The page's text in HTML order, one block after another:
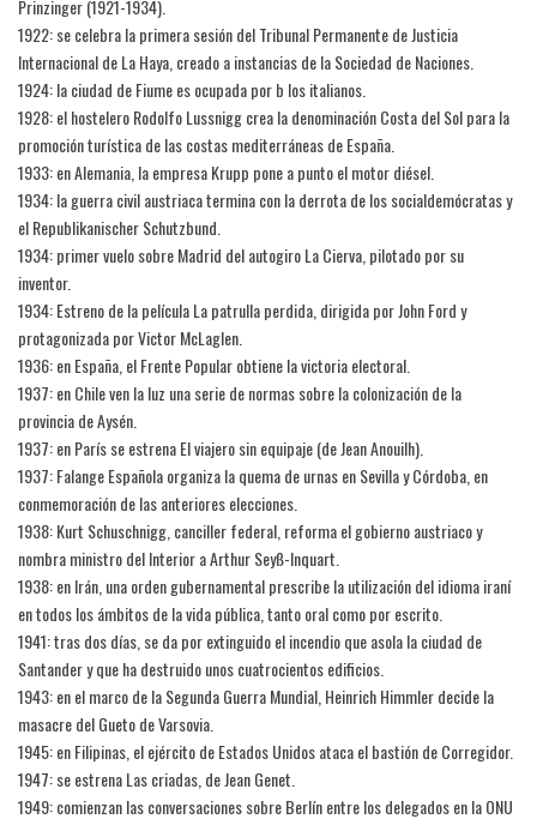
Prinzinger (1921-1934).
1922: se celebra la primera sesión del Tribunal Permanente de Justicia
Internacional de La Haya, creado a instancias de la Sociedad de Naciones.
1924: la ciudad de Fiume es ocupada por b los italianos.
1928: el hostelero Rodolfo Lussnigg crea la denominación Costa del Sol para la
promoción turística de las costas mediterráneas de España.
1933: en Alemania, la empresa Krupp pone a punto el motor diésel.
1934: la guerra civil austriaca termina con la derrota de los socialdemócratas y
el Republikanischer Schutzbund.
1934: primer vuelo sobre Madrid del autogiro La Cierva, pilotado por su
inventor.
1934: Estreno de la película La patrulla perdida, dirigida por John Ford y
protagonizada por Victor McLaglen.
1936: en España, el Frente Popular obtiene la victoria electoral.
1937: en Chile ven la luz una serie de normas sobre la colonización de la
provincia de Aysén.
1937: en París se estrena El viajero sin equipaje (de Jean Anouilh).
1937: Falange Española organiza la quema de urnas en Sevilla y Córdoba, en
conmemoración de las anteriores elecciones.
1938: Kurt Schuschnigg, canciller federal, reforma el gobierno austriaco y
nombra ministro del Interior a Arthur Seyß-Inquart.
1938: en Irán, una orden gubernamental prescribe la utilización del idioma iraní
en todos los ámbitos de la vida pública, tanto oral como por escrito.
1941: tras dos días, se da por extinguido el incendio que asola la ciudad de
Santander y que ha destruido unos cuatrocientos edificios.
1943: en el marco de la Segunda Guerra Mundial, Heinrich Himmler decide la
masacre del Gueto de Varsovia.
1945: en Filipinas, el ejército de Estados Unidos ataca el bastión de Corregidor.
1947: se estrena Las criadas, de Jean Genet.
1949: comienzan las conversaciones sobre Berlín entre los delegados en la ONU